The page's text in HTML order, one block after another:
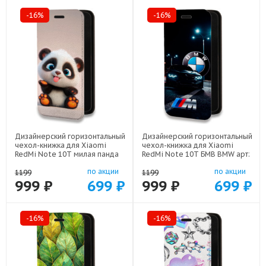
-16%
Дизайнерский горизонтальный
чехол-книжка для Xiaomi
RedMi Note 10T милая панда
1199
999 ₽
по акции
699 ₽
-16%
Дизайнерский горизонтальный
чехол-книжка для Xiaomi
RedMi Note 10T БМВ BMW арт:
1199
999 ₽
по акции
699 ₽
-16% -16%